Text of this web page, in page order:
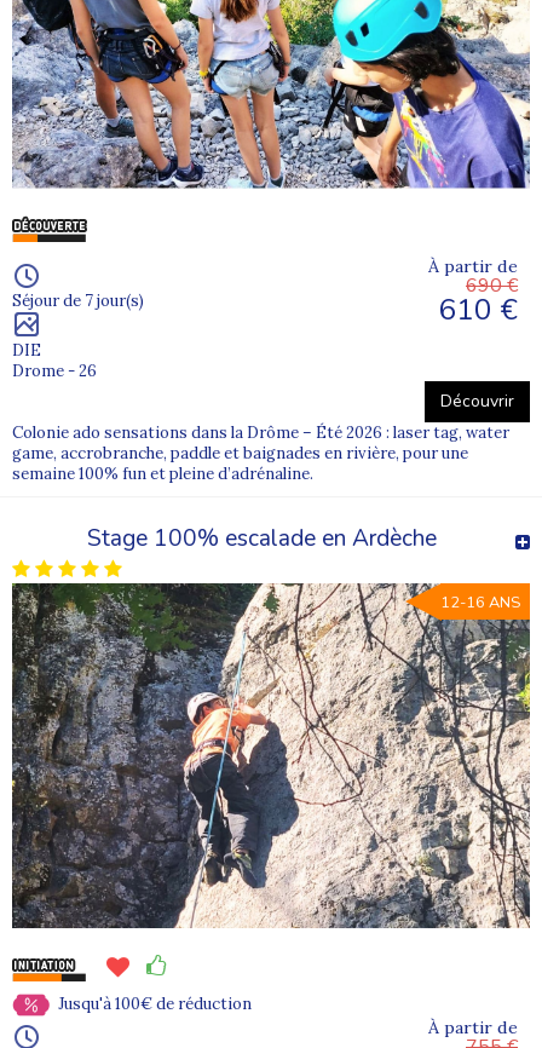
Séjour de 7 jour(s)
DIE
Drome - 26
À partir de
690 €
610 €
Découvrir
Colonie ado sensations dans la Drôme – Été 2026 : laser tag, water
game, accrobranche, paddle et baignades en rivière, pour une
semaine 100% fun et pleine d’adrénaline.
Stage 100% escalade en Ardèche
12-16 ANS
Jusqu'à 100€ de réduction
À partir de